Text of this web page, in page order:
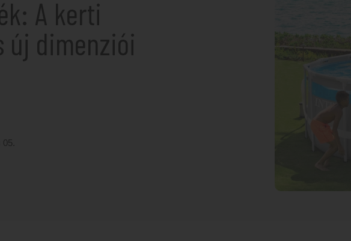
A kerti
új dimenziói